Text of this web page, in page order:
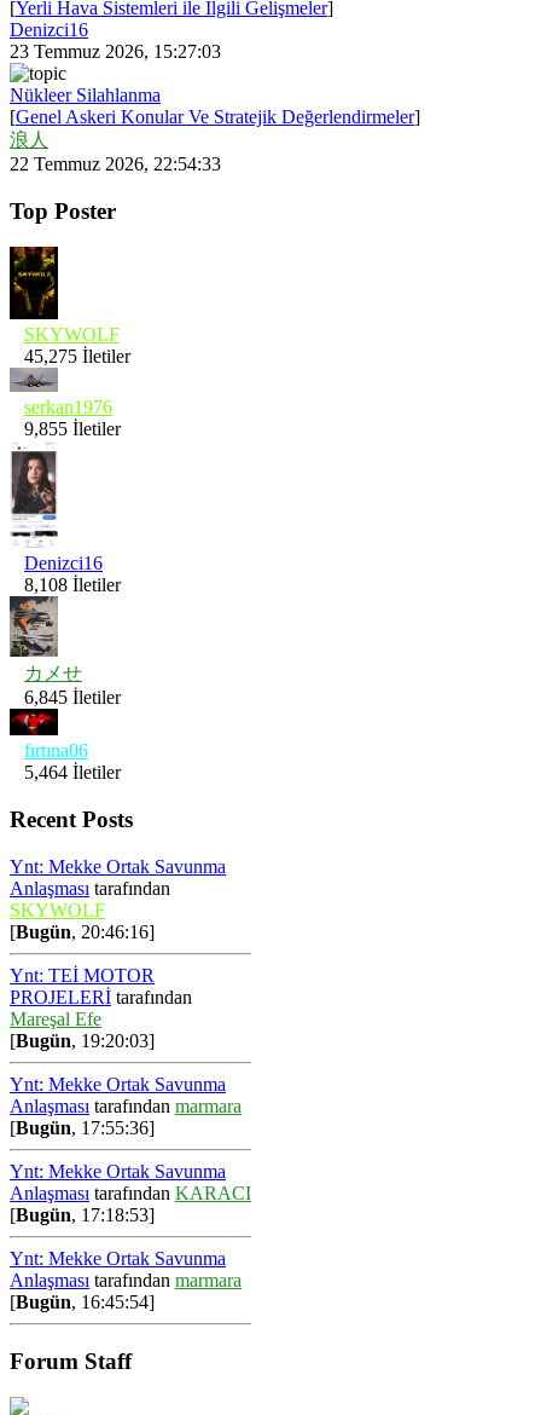
[Yerli Hava Sistemleri ile İlgili Gelişmeler]
Denizci16
23 Temmuz 2026, 15:27:03
Nükleer Silahlanma
[Genel Askeri Konular Ve Stratejik Değerlendirmeler]
浪人
22 Temmuz 2026, 22:54:33
Top Poster
SKYWOLF
45,275 İletiler
serkan1976
9,855 İletiler
Denizci16
8,108 İletiler
カメせ
6,845 İletiler
fırtına06
5,464 İletiler
Recent Posts
Ynt: Mekke Ortak Savunma
Anlaşması tarafından
SKYWOLF
[Bugün, 20:46:16]
Ynt: TEİ MOTOR
PROJELERİ tarafından
Mareşal Efe
[Bugün, 19:20:03]
Ynt: Mekke Ortak Savunma
Anlaşması tarafından marmara
[Bugün, 17:55:36]
Ynt: Mekke Ortak Savunma
Anlaşması tarafından KARACI
[Bugün, 17:18:53]
Ynt: Mekke Ortak Savunma
Anlaşması tarafından marmara
[Bugün, 16:45:54]
Forum Staff